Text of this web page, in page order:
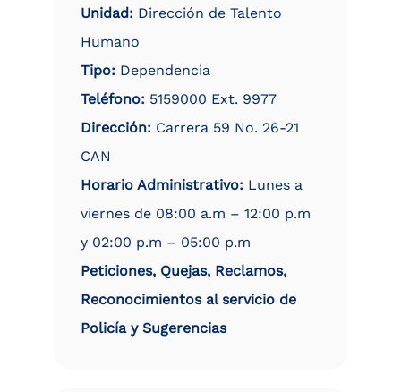
Unidad: Dirección de Talento
Humano
Tipo: Dependencia
Teléfono: 5159000 Ext. 9977
Dirección: Carrera 59 No. 26-21
CAN
Horario Administrativo: Lunes a
viernes de 08:00 a.m – 12:00 p.m
y 02:00 p.m – 05:00 p.m
Peticiones, Quejas, Reclamos,
Reconocimientos al servicio de
Policía y Sugerencias